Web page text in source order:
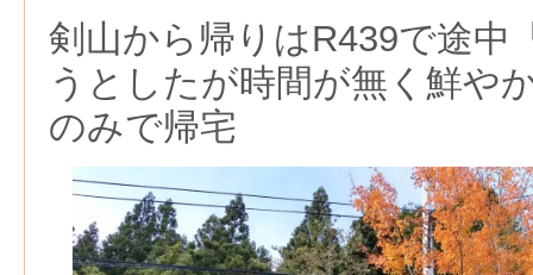
剣山から帰りはR439で途中
うとしたが時間が無く鮮や
のみで帰宅